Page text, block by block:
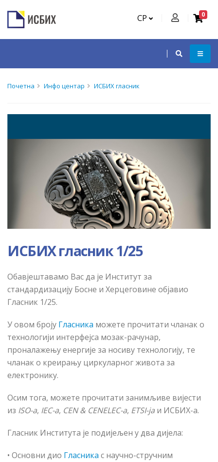
СР 0
Почетна Инфо центар ИСБИХ гласник
ИСБИХ гласник 1/25
Обавјештавамо Вас да је Институт за
стандардизацију Босне и Херцеговине објавио
Гласник 1/25.
У овом броју Гласника можете прочитати чланак о
технологији интерфејса мозак-рачунар,
проналажењу енергије за носиву технологију, те
чланак о креирању циркуларног живота за
електронику.
Осим тога, можете прочитати занимљиве вијести
из ISO-a, IEC-a, CEN & CENELEC-a, ETSI-ja и ИСБИХ-a.
Гласник Института је подијељен у два дијела:
• Основни дио Гласника с научно-стручним